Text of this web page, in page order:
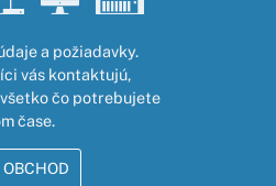
a požiadavky.
vás kontaktujú,
čo potrebujete
čase.